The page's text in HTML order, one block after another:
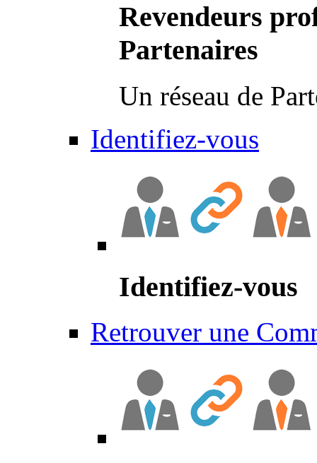
Revendeurs
Partenaires
Un réseau de
Identifiez-vous
Identifiez-vous
Retrouver une